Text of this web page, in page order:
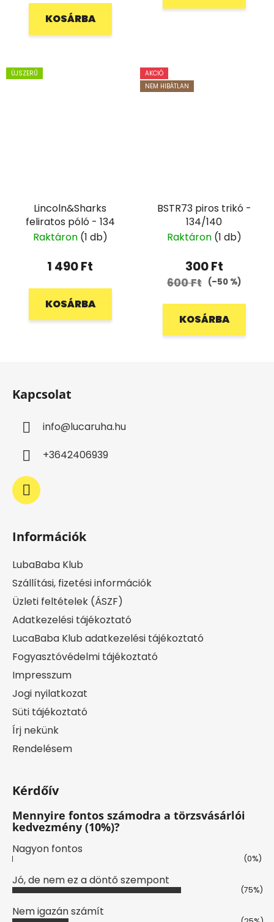
KOSÁRBA
ÚJSZERŰ
Lincoln&Sharks
feliratos póló - 134
Raktáron (1 db)
1 490 Ft
KOSÁRBA
AKCIÓ
NEM HIBÁTLAN
BSTR73 piros trikó -
134/140
Raktáron (1 db)
300 Ft
600 Ft (–50 %)
KOSÁRBA
Kapcsolat
info@lucaruha.hu
+3642406939
Információk
LubaBaba Klub
Szállítási, fizetési információk
Üzleti feltételek (ÁSZF)
Adatkezelési tájékoztató
LucaBaba Klub adatkezelési tájékoztató
Fogyasztóvédelmi tájékoztató
Impresszum
Jogi nyilatkozat
Süti tájékoztató
Írj nekünk
Rendelésem
Kérdőív
Mennyire fontos számodra a törzsvásárlói
kedvezmény (10%)?
Nagyon fontos
(0%)
Jó, de nem ez a döntő szempont
(75%)
Nem igazán számít